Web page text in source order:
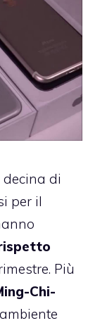
di
per il
Più
Chi-